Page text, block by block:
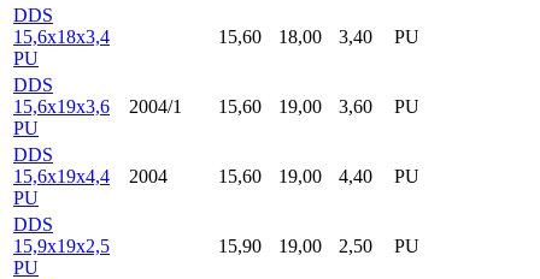
DDS
15,6x18x3,4
PU
15,60 18,00 3,40 PU
DDS
15,6x19x3,6
PU
2004/1 15,60 19,00 3,60 PU
DDS
15,6x19x4,4
PU
2004 15,60 19,00 4,40 PU
DDS
15,9x19x2,5
PU
15,90 19,00 2,50 PU